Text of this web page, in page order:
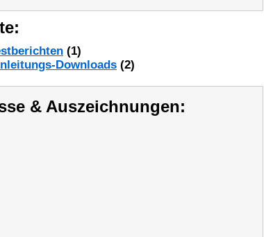
(1)
Downloads (2)
& Auszeichnungen: